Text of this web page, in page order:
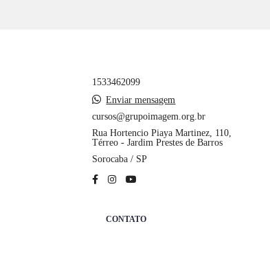
1533462099
Enviar mensagem
cursos@grupoimagem.org.br
Rua Hortencio Piaya Martinez, 110,
Térreo - Jardim Prestes de Barros
Sorocaba / SP
CONTATO